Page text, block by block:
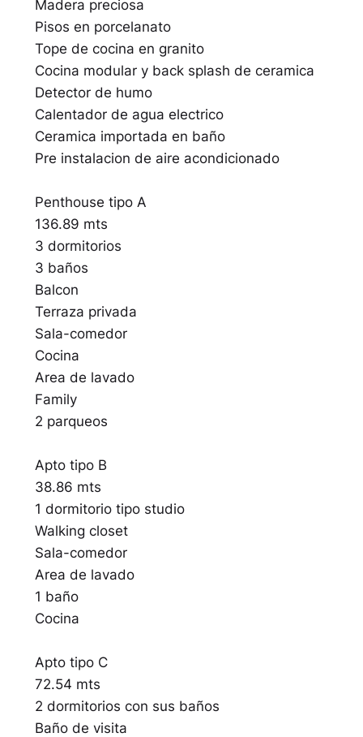
Madera preciosa
Pisos en porcelanato
Tope de cocina en granito
Cocina modular y back splash de ceramica
Detector de humo
Calentador de agua electrico
Ceramica importada en baño
Pre instalacion de aire acondicionado
Penthouse tipo A
136.89 mts
3 dormitorios
3 baños
Balcon
Terraza privada
Sala-comedor
Cocina
Area de lavado
Family
2 parqueos
Apto tipo B
38.86 mts
1 dormitorio tipo studio
Walking closet
Sala-comedor
Area de lavado
1 baño
Cocina
Apto tipo C
72.54 mts
2 dormitorios con sus baños
Baño de visita